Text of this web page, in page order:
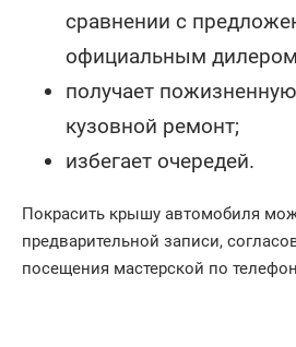
сравнении с
официальным
получает
кузовной ремонт;
избегает очередей.
Покрасить крышу автомобиля
предварительной записи,
посещения мастерской по